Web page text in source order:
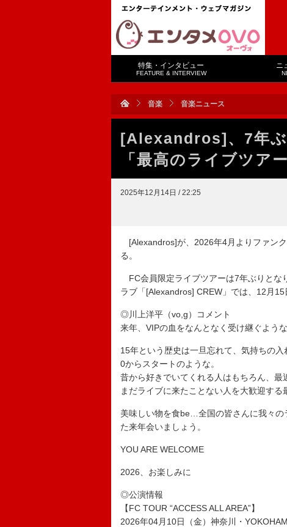
特集・インタビュー
FEATURE & INTERVIEW
ニ
音楽 音楽ニュース
[Alexandros]、7年
「最高のライブツア
2025年12月14日 / 22:25
[Alexandros]が、2026年4月よりファンク
る。
FC会員限定ライブツアーは7年ぶりとな
ラブ「[Alexandros] CREW」では、12月
◎川上洋平（vo,g）コメント
来年、VIPの血をなんとなく受け継ぐよう
15年という歴史は一旦忘れて、気持ちの
0からスタートのような。
昔から好きでいてくれる人はもちろん、
まだライブに来たことない人を大歓迎する
美味しい物を食be…全国の皆さんに我々の
た来年会いましょう。
YOU ARE WELCOME
2026、お楽しみに
◎公演情報
【FC TOUR “ACCESS ALL AREA”】
2026年04月10日（金）神奈川・